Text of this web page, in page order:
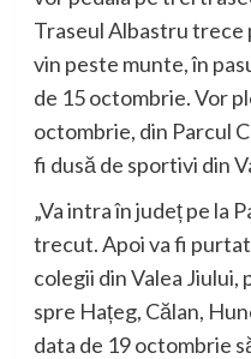
Traseul Albastru trece
vin peste munte, în
de 15 octombrie. Vor
octombrie, din Parcul
fi dusă de sportivi din
„Va intra în județ pe la
trecut. Apoi va fi
colegii din Valea Jiului,
spre Hațeg, Călan,
data de 19 octombrie